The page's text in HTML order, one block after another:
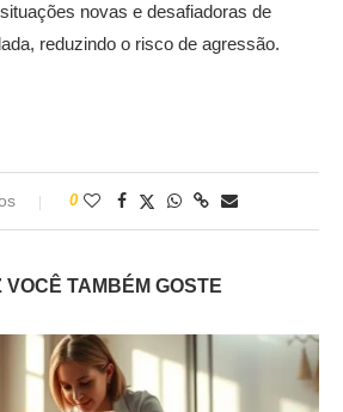
novas e desafiadoras de
reduzindo o risco de agressão.
0
VOCÊ TAMBÉM GOSTE